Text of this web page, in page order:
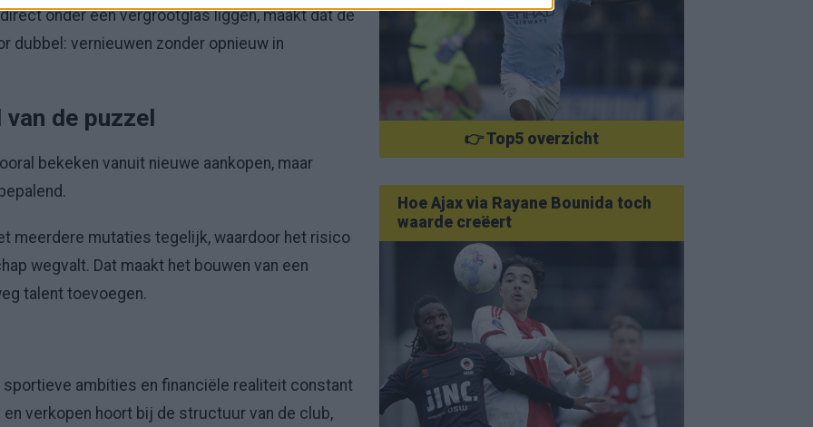
onder een vergrootglas liggen, maakt dat de
dubbel: vernieuwen zonder opnieuw in
de puzzel
bekeken vanuit nieuwe aankopen, maar
meerdere mutaties tegelijk, waardoor het risico
wegvalt. Dat maakt het bouwen van een
talent toevoegen.
ambities en financiële realiteit constant
verkopen hoort bij de structuur van de club,
👉 Top5 overzicht
Hoe Ajax via Rayane Bounida toch
waarde creëert